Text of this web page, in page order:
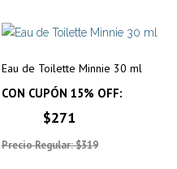
Eau de Toilette Minnie 30 ml
CON CUPÓN 15% OFF:
$271
Precio Regular: $319